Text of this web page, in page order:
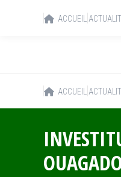
ACCUEIL
ACCUEIL